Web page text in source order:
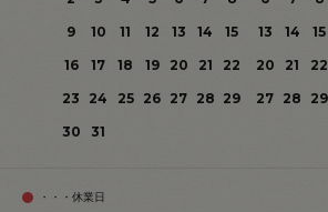
9
10 11 12 13 14
15
16
17 18 19 20 21
22
23
24 25 26 27 28 29
30
31
13
14 15
20
21 22
27 28 29
・・・休業日